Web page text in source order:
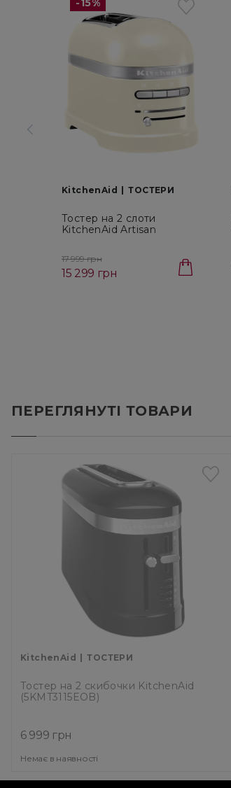
-15%
KitchenAid ТОСТЕРИ
Тостер на 2 слоти
KitchenAid Artisan
17 999 грн
15 299 грн
ПЕРЕГЛЯНУТІ ТОВАРИ
KitchenAid ТОСТЕРИ
Тостер на 2 скибочки KitchenAid
(5KMT3115EOB)
6 999 грн
Немає в наявності